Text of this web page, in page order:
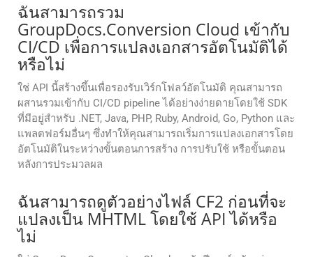
ฉันสามารถรวม
GroupDocs.Conversion Cloud เข้ากับ
CI/CD เพื่อการแปลงเอกสารอัตโนมัติได้
หรือไม่
ใช่ API นี้สร้างขึ้นเพื่อรองรับเวิร์กโฟลว์อัตโนมัติ คุณสามารถ
ผสานรวมเข้ากับ CI/CD pipeline ได้อย่างง่ายดายโดยใช้ SDK
ที่มีอยู่สำหรับ .NET, Java, PHP, Ruby, Android, Go, Python และ
แพลตฟอร์มอื่นๆ ซึ่งทำให้คุณสามารถเริ่มการแปลงเอกสารโดย
อัตโนมัติในระหว่างขั้นตอนการสร้าง การปรับใช้ หรือขั้นตอน
หลังการประมวลผล
ฉันสามารถดูตัวอย่างไฟล์ CF2 ก่อนที่จะ
แปลงเป็น MHTML โดยใช้ API ได้หรือ
ไม่